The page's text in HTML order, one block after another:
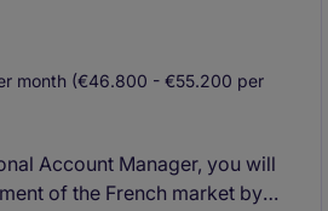
month (€46.800 - €55.200 per
Account Manager, you will
of the French market by